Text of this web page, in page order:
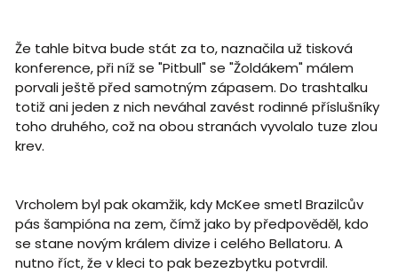
Že tahle bitva bude stát za to, naznačila už tisková
konference, při níž se "Pitbull" se "Žoldákem" málem
porvali ještě před samotným zápasem. Do trashtalku
totiž ani jeden z nich neváhal zavést rodinné příslušníky
toho druhého, což na obou stranách vyvolalo tuze zlou
krev.
Vrcholem byl pak okamžik, kdy McKee smetl Brazilcův
pás šampióna na zem, čímž jako by předpověděl, kdo
se stane novým králem divize i celého Bellatoru. A
nutno říct, že v kleci to pak bezezbytku potvrdil.